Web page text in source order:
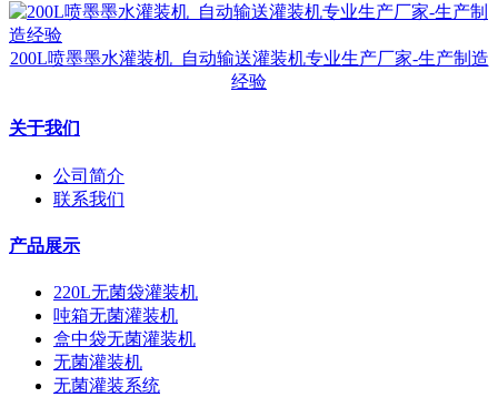
200L喷墨墨水灌装机_自动输送灌装机专业生产厂家-生产制造
经验
关于我们
公司简介
联系我们
产品展示
220L无菌袋灌装机
吨箱无菌灌装机
盒中袋无菌灌装机
无菌灌装机
无菌灌装系统